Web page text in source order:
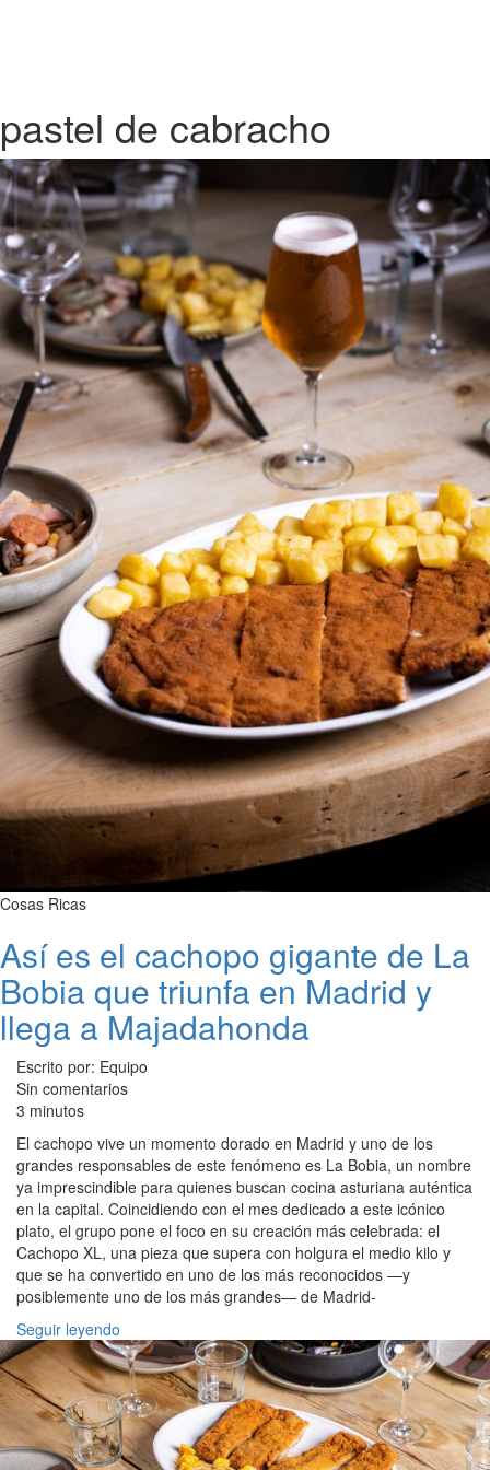
pastel de cabracho
Cosas Ricas
Así es el cachopo gigante de La
Bobia que triunfa en Madrid y
llega a Majadahonda
Escrito por: Equipo
Sin comentarios
3 minutos
El cachopo vive un momento dorado en Madrid y uno de los
grandes responsables de este fenómeno es La Bobia, un nombre
ya imprescindible para quienes buscan cocina asturiana auténtica
en la capital. Coincidiendo con el mes dedicado a este icónico
plato, el grupo pone el foco en su creación más celebrada: el
Cachopo XL, una pieza que supera con holgura el medio kilo y
que se ha convertido en uno de los más reconocidos —y
posiblemente uno de los más grandes— de Madrid-
Seguir leyendo